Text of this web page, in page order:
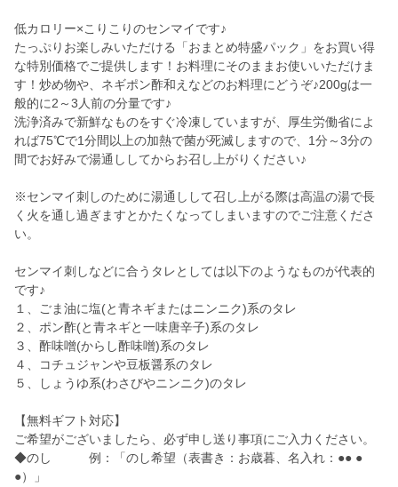
低カロリー×こりこりのセンマイです♪
たっぷりお楽しみいただける「おまとめ特盛パック」をお買い得
な特別価格でご提供します！お料理にそのままお使いいただけま
す！炒め物や、ネギポン酢和えなどのお料理にどうぞ♪200gは一
般的に2～3人前の分量です♪
洗浄済みで新鮮なものをすぐ冷凍していますが、厚生労働省によ
れば75℃で1分間以上の加熱で菌が死滅しますので、1分～3分の
間でお好みで湯通ししてからお召し上がりください♪
※センマイ刺しのために湯通しして召し上がる際は高温の湯で長
く火を通し過ぎますとかたくなってしまいますのでご注意くださ
い。
センマイ刺しなどに合うタレとしては以下のようなものが代表的
です♪
１、ごま油に塩(と青ネギまたはニンニク)系のタレ
２、ポン酢(と青ネギと一味唐辛子)系のタレ
３、酢味噌(からし酢味噌)系のタレ
４、コチュジャンや豆板醤系のタレ
５、しょうゆ系(わさびやニンニク)のタレ
【無料ギフト対応】
ご希望がございましたら、必ず申し送り事項にご入力ください。
◆のし 例：「のし希望（表書き：お歳暮、名入れ：●● ●
●）」